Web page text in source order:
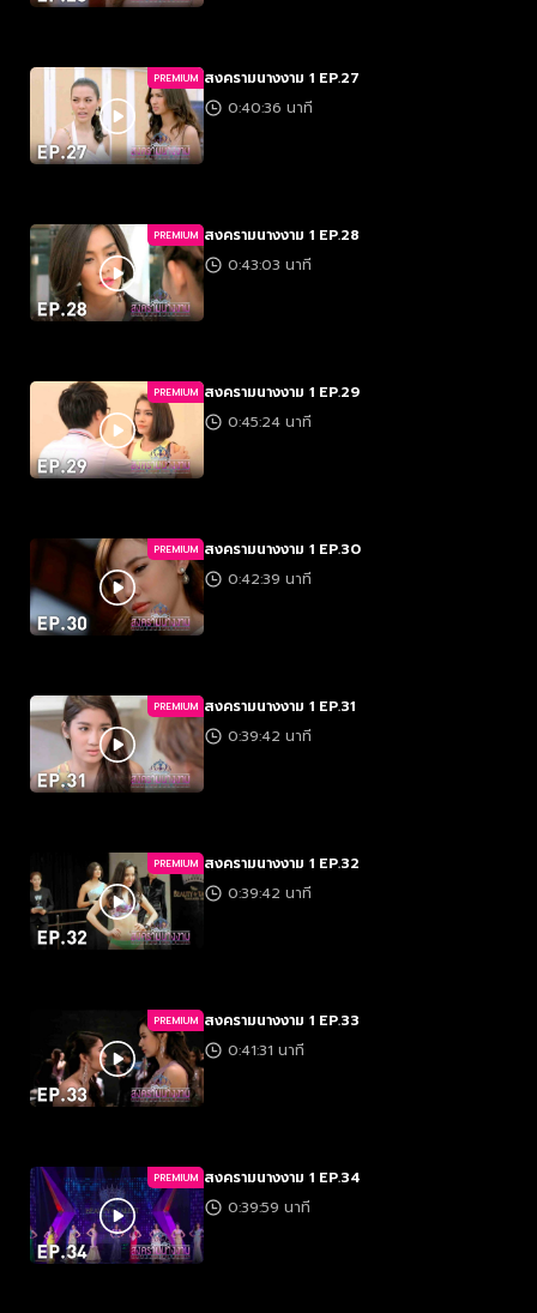
PREMIUM สงครามนางงาม 1 EP.27
0:40:36 นาที
PREMIUM สงครามนางงาม 1 EP.28
0:43:03 นาที
PREMIUM สงครามนางงาม 1 EP.29
0:45:24 นาที
PREMIUM สงครามนางงาม 1 EP.30
0:42:39 นาที
PREMIUM สงครามนางงาม 1 EP.31
0:39:42 นาที
PREMIUM สงครามนางงาม 1 EP.32
0:39:42 นาที
PREMIUM สงครามนางงาม 1 EP.33
0:41:31 นาที
PREMIUM สงครามนางงาม 1 EP.34
0:39:59 นาที